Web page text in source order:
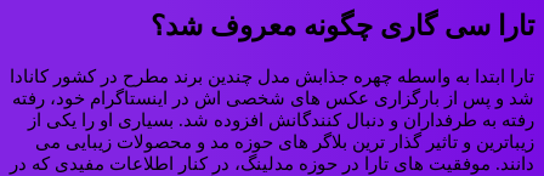
تارا سی گاری چگونه معروف شد؟
تارا ابتدا به واسطه چهره جذابش مدل چندین برند مطرح در کشور کانادا
شد و پس از بارگزاری عکس های شخصی اش در اینستاگرام خود، رفته
رفته به طرفداران و دنبال کنندگانش افزوده شد. بسیاری او را یکی از
زیباترین و تاثیر گذار ترین بلاگر های حوزه مد و محصولات زیبایی می
دانند. موفقیت های تارا در حوزه مدلینگ، در کنار اطلاعات مفیدی که در